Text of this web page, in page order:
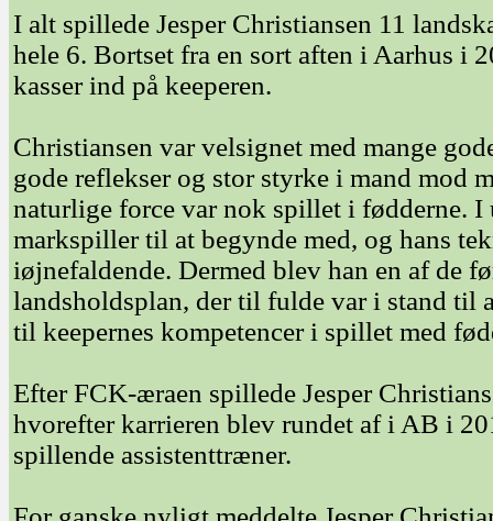
I alt spillede Jesper Christiansen 11
hele 6. Bortset fra en sort aften i Aarhus i
kasser ind på keeperen.
Christiansen var velsignet med mange
gode reflekser og stor styrke i mand mod
naturlige force var nok spillet i fødderne. I
markspiller til at begynde med, og hans
iøjnefaldende. Dermed blev han en af de
landsholdsplan, der til fulde var i stand til
til keepernes kompetencer i spillet med
Efter FCK-æraen spillede Jesper
hvorefter karrieren blev rundet af i AB i
spillende assistenttræner.